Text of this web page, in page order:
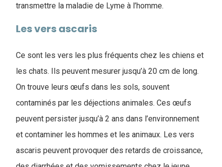
transmettre la maladie de Lyme à l’homme.
Les vers ascaris
Ce sont les vers les plus fréquents chez les chiens et
les chats. Ils peuvent mesurer jusqu’à 20 cm de long.
On trouve leurs œufs dans les sols, souvent
contaminés par les déjections animales. Ces œufs
peuvent persister jusqu’à 2 ans dans l’environnement
et contaminer les hommes et les animaux. Les vers
ascaris peuvent provoquer des retards de croissance,